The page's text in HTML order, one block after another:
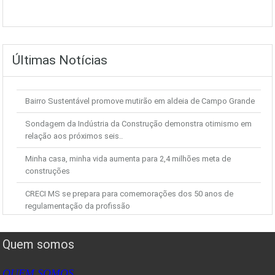
Últimas Notícias
Bairro Sustentável promove mutirão em aldeia de Campo Grande
Sondagem da Indústria da Construção demonstra otimismo em
relação aos próximos seis..
Minha casa, minha vida aumenta para 2,4 milhões meta de
construções
CRECI MS se prepara para comemorações dos 50 anos de
regulamentação da profissão
Torres
Quem somos